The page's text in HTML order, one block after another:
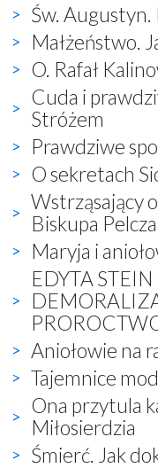
Św.
Małżeństwo.
O. Rafał
Cuda i
Stróżem
Prawdziwe
O sekretach
Wstrząsający
Biskupa
Maryja i
EDYTA
Aniołowie na
Tajemnice
Ona przytula
Miłosierdzia
Śmierć. Jak